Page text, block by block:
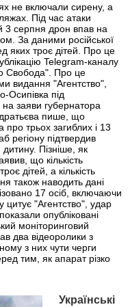
не включали сирену, а
Під час атаки
3 серпня дрон впав на
За даними російської
яких троє дітей. Про це
Telegram-каналу
Свобода". Про це
видання "Агентство",
Осипівка під
заяви губернатора
пише, що
про трьох загиблих і 13
регіону підтвердив
Пізніше, як
що кількість
дітей, а кількість
також наводить дані
17 осіб, включаючи
цитує "Агентство", удар
опубліковані
моніторинговий
два відеоролики з
з них чути черги
тим, як апарат різко
Українські